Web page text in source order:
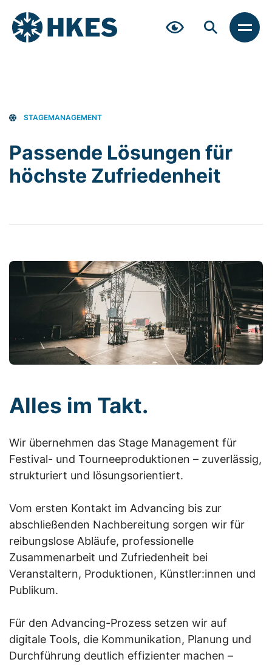
Inhalt
springen
STAGEMANAGEMENT
Passende Lösungen für
höchste Zufriedenheit
Alles im Takt.
Wir übernehmen das Stage Management für
Festival- und Tourneeproduktionen – zuverlässig,
strukturiert und lösungsorientiert.
Vom ersten Kontakt im Advancing bis zur
abschließenden Nachbereitung sorgen wir für
reibungslose Abläufe, professionelle
Zusammenarbeit und Zufriedenheit bei
Veranstaltern, Produktionen, Künstler:innen und
Publikum.
Für den Advancing-Prozess setzen wir auf
digitale Tools, die Kommunikation, Planung und
Durchführung deutlich effizienter machen –